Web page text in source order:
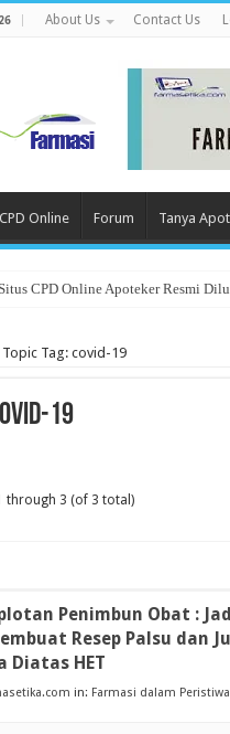
About Us Contact Us
CPD Online Forum Tanya
CPD Online Apoteker Resmi
Topic Tag: covid-19
19
through 3 (of 3 total)
Penimbun Obat :
Resep Palsu dan
Diatas HET
in: Farmasi dalam Peristiwa